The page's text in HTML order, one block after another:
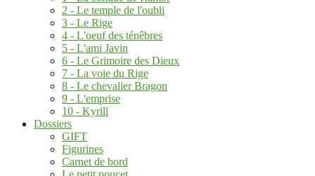
2 - Le temple de l'oubli
3 - Le Rige
4 - L'oeuf des ténêbres
5 - L'ami Javin
6 - Le Grimoire des Dieux
7 - La voie du Rige
8 - Le chevalier Bragon
9 - L'emprise
10 - Kyrill
Dossiers
GIFT
Figurines
Carnet de bord